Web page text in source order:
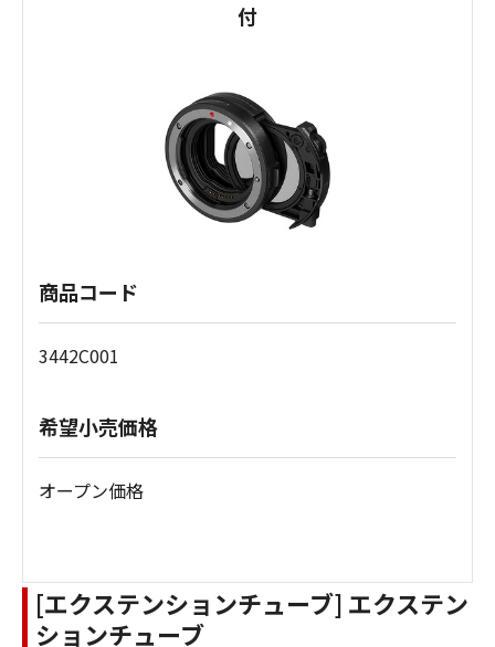
付
商品コード
3442C001
希望小売価格
オープン価格
[エクステンションチューブ] エクステン
ションチューブ